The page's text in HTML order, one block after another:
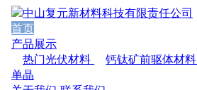
首页
产品展示
热门光伏材料
钙钛矿前驱体材料
单晶